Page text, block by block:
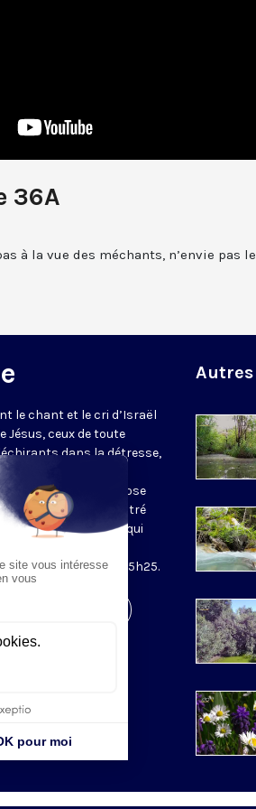
36A
à la vue des méchants, n’envie pas
le chant et le cri d’Israël
Jésus, ceux de toute
dans la détresse,
ils constituent
la prière. KTO propose
du psaume, illustré
de la Création qui
le chapelet, à 15h25.
Autres